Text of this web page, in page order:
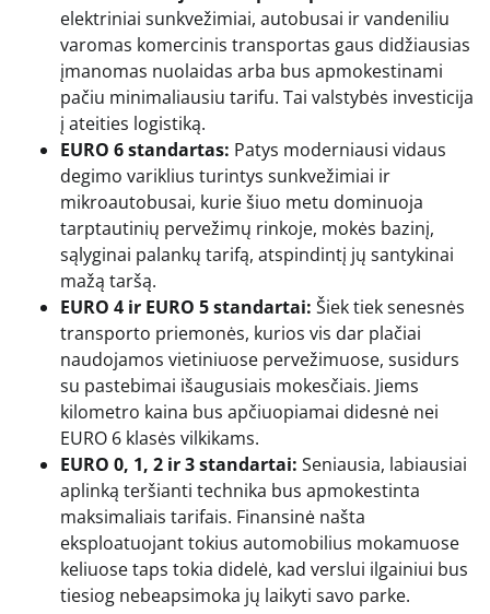
elektriniai sunkvežimiai, autobusai ir vandeniliu
varomas komercinis transportas gaus didžiausias
įmanomas nuolaidas arba bus apmokestinami
pačiu minimaliausiu tarifu. Tai valstybės investicija
į ateities logistiką.
EURO 6 standartas: Patys moderniausi vidaus
degimo variklius turintys sunkvežimiai ir
mikroautobusai, kurie šiuo metu dominuoja
tarptautinių pervežimų rinkoje, mokės bazinį,
sąlyginai palankų tarifą, atspindintį jų santykinai
mažą taršą.
EURO 4 ir EURO 5 standartai: Šiek tiek senesnės
transporto priemonės, kurios vis dar plačiai
naudojamos vietiniuose pervežimuose, susidurs
su pastebimai išaugusiais mokesčiais. Jiems
kilometro kaina bus apčiuopiamai didesnė nei
EURO 6 klasės vilkikams.
EURO 0, 1, 2 ir 3 standartai: Seniausia, labiausiai
aplinką teršianti technika bus apmokestinta
maksimaliais tarifais. Finansinė našta
eksploatuojant tokius automobilius mokamuose
keliuose taps tokia didelė, kad verslui ilgainiui bus
tiesiog nebeapsimoka jų laikyti savo parke.